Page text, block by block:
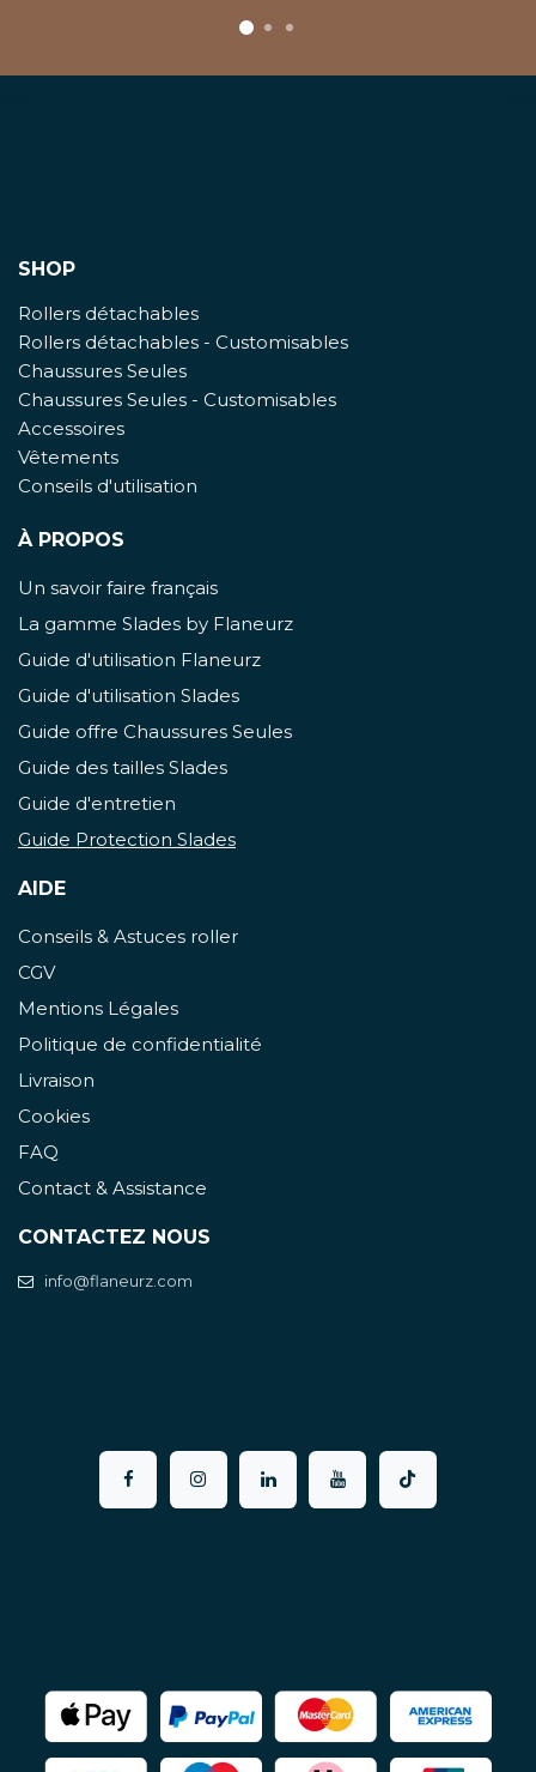
SHOP
Rollers détachables
Rollers détachables - Customisables
Chaussures Seules
Chaussures Seules - Customisables
Accessoires
Vêtements
Conseils d'utilisation
À PROPOS
Un savoir faire français
La gamme Slades by Flaneurz
Guide d'utilisation Flaneurz
Guide d'utilisation Slades
Guide offre Chaussures Seules
Guide des tailles Slades
Guide d'entretien
Guide Protection Slades
AIDE
Conseils & Astuces roller
CGV
Mentions Légales
Politique de confidentialité
Livraison
Cookies
FAQ
Contact & Assistance
CONTACTEZ NOUS
info@flaneurz.com